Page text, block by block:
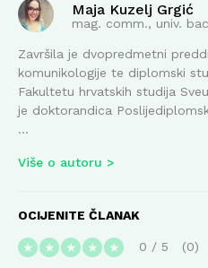
Maja Kuzelj Grgić
mag. comm., univ.
Završila je dvopredmetni
komunikologije te diplomski
Fakultetu hrvatskih studija
je doktorandica
...
Više o autoru
OCIJENITE ČLANAK
★ ★ ★ ★ ★ 0 / 5 0